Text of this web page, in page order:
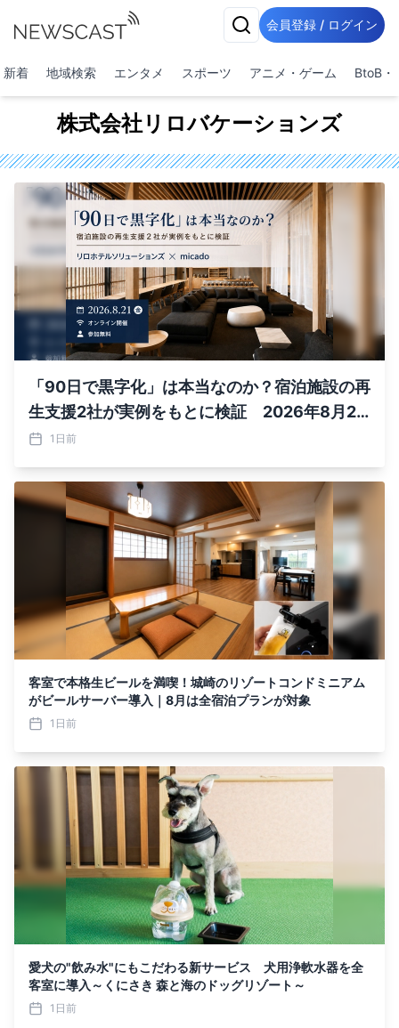
会員登録 / ログイン
新着 地域検索 エンタメ スポーツ アニメ・ゲーム BtoB・
株式会社リロバケーションズ
「90日で黒字化」は本当なのか？宿泊施設の再
生支援2社が実例をもとに検証 2026年8月21
日（金）無料ウェビナー開催
1日前
客室で本格生ビールを満喫！城崎のリゾートコンドミニアム
がビールサーバー導入｜8月は全宿泊プランが対象
1日前
愛犬の"飲み水"にもこだわる新サービス 犬用浄軟水器を全
客室に導入～くにさき 森と海のドッグリゾート～
1日前